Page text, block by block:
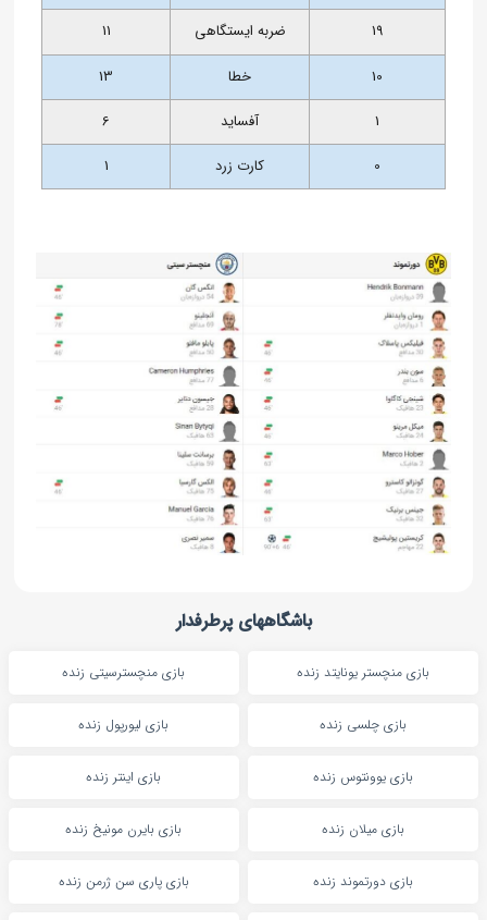
19
ضربه ایستگاهی
11
10
خطا
13
1
آفساید
6
0
کارت زرد 1
باشگاههای پرطرفدار
بازی منچستر یونایتد زنده بازی منچسترسیتی زنده
بازی چلسی زنده بازی لیورپول زنده
بازی یوونتوس زنده بازی اینتر زنده
بازی میلان زنده بازی بایرن مونیخ زنده
بازی دورتموند زنده بازی پاری سن ژرمن زنده